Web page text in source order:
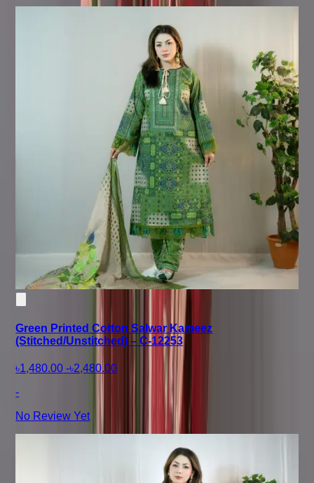
Green Printed Cotton Salwar Kameez
(Stitched/Unstitched) – C-12253
৳1,480.00 -৳2,480.00
-
No Review Yet